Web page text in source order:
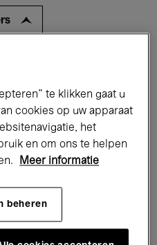
Films
& Debatten
Global Music
te klikken gaat u
cookies op uw apparaat
het
en om ons te helpen
Meer informatie
beheren